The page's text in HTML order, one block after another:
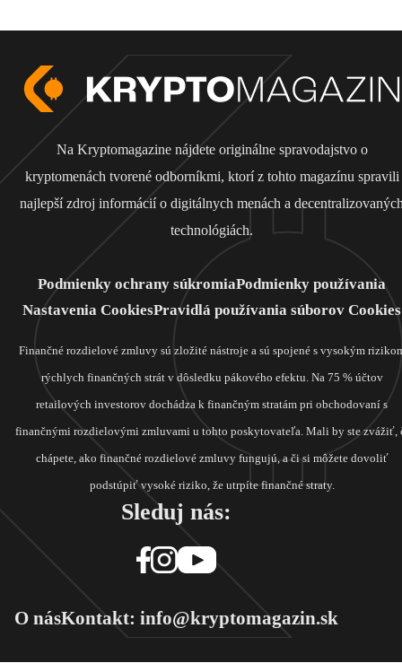
Na Kryptomagazine nájdete originálne spravodajstvo o
kryptomenách tvorené odborníkmi, ktorí z tohto magazínu spravili
najlepší zdroj informácií o digitálnych menách a
technológiách.
Podmienky ochrany súkromiaPodmienky používania
Nastavenia CookiesPravidlá používania súborov Cookies
Finančné rozdielové zmluvy sú zložité nástroje a sú spojené s vysokým
rýchlych finančných strát v dôsledku pákového efektu. Na 75 % účtov
retailových investorov dochádza k finančným stratám pri obchodovaní s
finančnými rozdielovými zmluvami u tohto poskytovateľa. Mali by ste zvážiť,
chápete, ako finančné rozdielové zmluvy fungujú, a či si môžete dovoliť
podstúpiť vysoké riziko, že utrpíte finančné straty.
Sleduj nás:
O násKontakt: info@kryptomagazin.sk